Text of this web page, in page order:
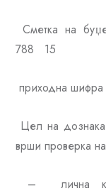
Сметка на
788 15
приходна
Цел на
врши проверка
– лична